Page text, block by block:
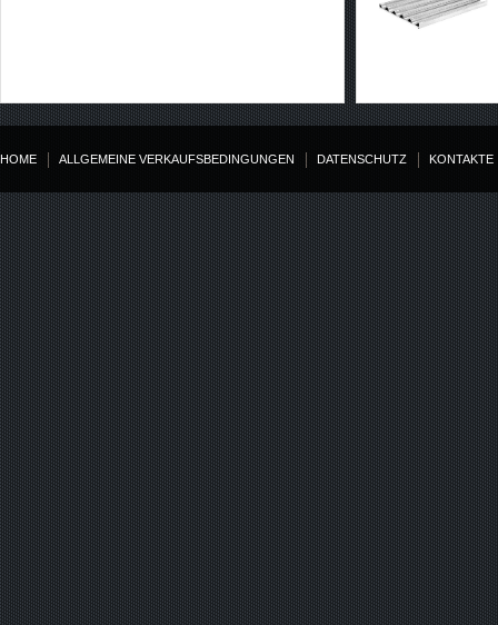
HOME ALLGEMEINE VERKAUFSBEDINGUNGEN DATENSCHUTZ KONTAKTE